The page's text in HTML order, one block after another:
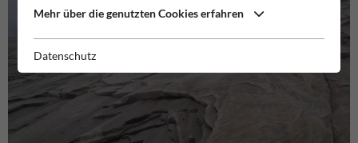
Mehr über die genutzten Cookies erfahren
Datenschutz